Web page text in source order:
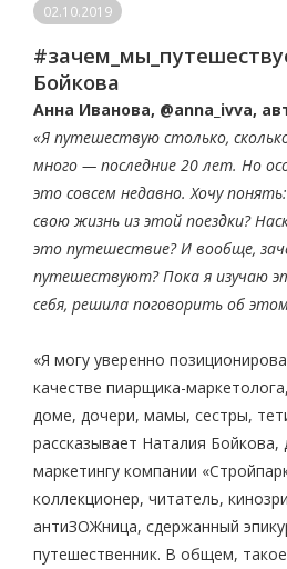
02.10.2019
Бойкова
Анна Иванова, @anna_ivva,
«Я путешествую столько,
много — последние 20 лет. Но
это совсем недавно. Хочу
свою жизнь из этой поездки?
это путешествие? И вообще,
путешествуют? Пока я изучаю
себя, решила поговорить об
«Я могу уверенно
качестве пиарщика-
доме, дочери, мамы, сестры,
рассказывает Наталия Бойкова,
маркетингу компании
коллекционер, читатель,
антиЗОЖница, сдержанный
путешественник. В общем,